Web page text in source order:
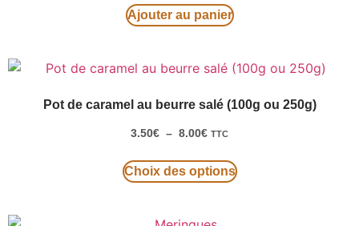
Ajouter au panier
Pot de caramel au beurre salé (100g ou 250g)
3.50€ – 8.00€ TTC
Choix des options